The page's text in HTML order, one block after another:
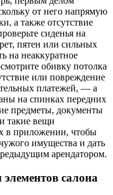
от него напрямую
а также отсутствие
сиденья на
пятен или сильных
на неаккуратное
обивку потолка
или повреждение
платежей, — а
на спинках передних
предметы, документы
такие вещи
в приложении, чтобы
имущества и дать
арендатором.
салона